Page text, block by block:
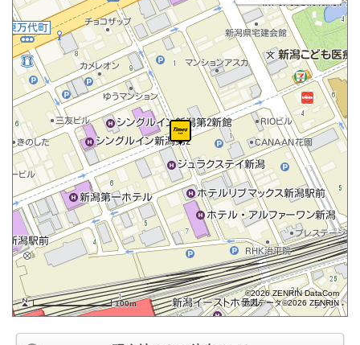
100m
©2026 ZENRIN DataCom
地図データ©2026 ZENRIN